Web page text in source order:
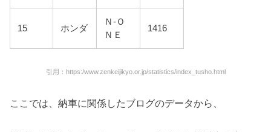
15 ホンダ
Ｎ-Ｏ
ＮＥ
1416
引用：https:/www.zenkeijikyo.or.jp/statistics/index_tusho.html
ここでは、納車に関係したブログのデータから、